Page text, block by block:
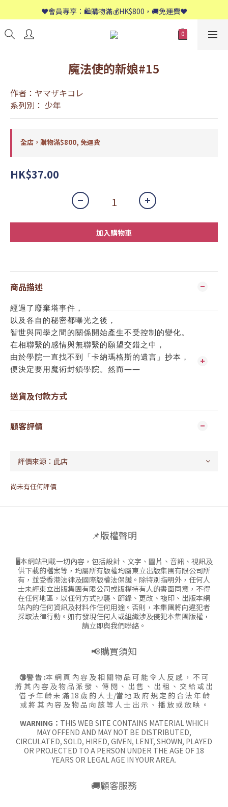
📱歡迎WhatsApp查詢：9558 8661
❤️會員專享：🛍購物滿💰HK$800，🚚免運費❤️
📱歡迎WhatsApp查詢：9558 8661
魔法使的新娘#15
作者：ヤマザキコレ
系列別： 少年
全店，購物滿$800, 免運費
HK$37.00
加入購物車
商品描述
經過了廢棄塔事件，
以及各自的秘密都曝光之後，
智世與同學之間的關係開始產生不受控制的變化。
在相聯繫的感情與無聯繫的願望交錯之中，
由於學院一直找不到「卡納瑪格斯的遺言」抄本，
便決定要用魔術封鎖學院。然而——
送貨及付款方式
顧客評價
尚未有任何評價
📌版權聲明
🖥本網站刊載一切內容，包括設計、文字、圖片、音訊、視訊及
供下載的檔案等，均屬所有版權均屬東立出版集團有限公司所
有，並受香港法律及國際版權法保護。除特別指明外，任何人
士未經東立出版集團有限公司或版權持有人的書面同意，不得
在任何地區，以任何方式抄襲、節錄、更改、複印、出版本網
站內的任何資訊及材料作任何用途。否則，本集團將向違犯者
採取法律行動。如有發現任何人或組織涉及侵犯本集團版權，
請立即與我們聯絡。
📢購買須知
🔞警 告 :本 網 頁 內 容 及 相 關 物 品 可 能 令 人 反 感 ， 不 可
將 其 內 容 及 物 品 派 發 、 傳 閱 、 出 售 、 出 租 、 交 給 或 出
借 予 年 齡 未 滿 18 歲 的 人 士/當 地 政 府 規 定 的 合 法 年 齡
或 將 其 內 容 及 物 品 向 該 等 人 士 出 示 、 播 放 或 放 映 。
WARNING： THIS WEB SITE CONTAINS MATERIAL WHICH
MAY OFFEND AND MAY NOT BE DISTRIBUTED,
CIRCULATED, SOLD, HIRED, GIVEN, LENT, SHOWN, PLAYED
OR PROJECTED TO A PERSON UNDER THE AGE OF 18
YEARS OR LEGAL AGE IN YOUR AREA.
🚚顧客服務